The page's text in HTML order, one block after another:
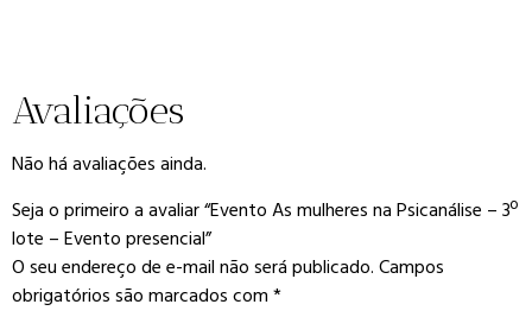
Avaliações
Não há avaliações ainda.
Seja o primeiro a avaliar “Evento As mulheres na Psicanálise – 3º
lote – Evento presencial”
O seu endereço de e-mail não será publicado.Campos
obrigatórios são marcados com*